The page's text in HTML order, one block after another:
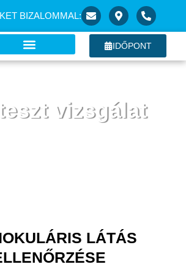
BIZALOMMAL:
IDŐPONT
vizsgálat
LÁTÁS